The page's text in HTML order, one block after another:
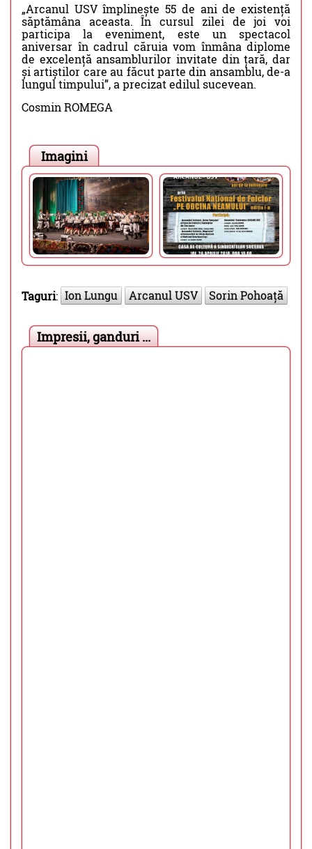
„Arcanul USV împlinește 55 de ani de existență
săptămâna aceasta. În cursul zilei de joi voi
participa la eveniment, este un spectacol
aniversar în cadrul căruia vom înmâna diplome
de excelență ansamblurilor invitate din țară, dar
și artiștilor care au făcut parte din ansamblu, de-a
lungul timpului”, a precizat edilul sucevean.
Cosmin ROMEGA
Imagini
Taguri: Ion Lungu Arcanul USV Sorin Pohoață
Impresii, ganduri ...